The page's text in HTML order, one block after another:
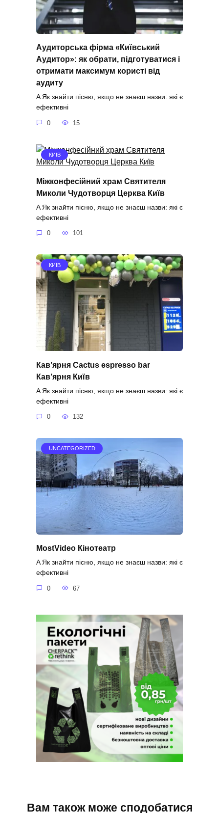
Аудиторська фірма «Київський
Аудитор»: як обрати, підготуватися і
отримати максимум користі від
аудиту
A Як знайти пісню, якщо не знаєш назви: які є
ефективні
0 15
КИЇВ
Міжконфесійний храм Святителя
Миколи Чудотворця Церква Київ
A Як знайти пісню, якщо не знаєш назви: які є
ефективні
0 101
КИЇВ
Кав’ярня Cactus espresso bar
Кав’ярня Київ
A Як знайти пісню, якщо не знаєш назви: які є
ефективні
0 132
UNCATEGORIZED
MostVideo Кінотеатр
A Як знайти пісню, якщо не знаєш назви: які є
ефективні
0 67
Вам також може сподобатися